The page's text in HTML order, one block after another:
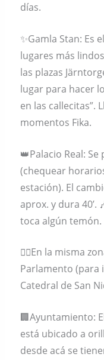
días.
✨️Gamla Stan: Es
lugares más
las plazas
lugar para hacer
en las callecitas”.
momentos Fika.
👑Palacio Real:
(chequear
estación). El
aprox. y dura 40’.
toca algún temón.
🚶‍♀️En la misma
Parlamento (para
Catedral de San
🏢Ayuntamiento:
está ubicado a
desde acá se